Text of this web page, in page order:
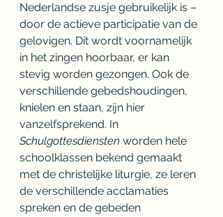
Nederlandse zusje gebruikelijk is –
door de actieve participatie van de
gelovigen. Dit wordt voornamelijk
in het zingen hoorbaar, er kan
stevig worden gezongen. Ook de
verschillende gebedshoudingen,
knielen en staan, zijn hier
vanzelfsprekend. In
Schulgottesdiensten worden hele
schoolklassen bekend gemaakt
met de christelijke liturgie, ze leren
de verschillende acclamaties
spreken en de gebeden